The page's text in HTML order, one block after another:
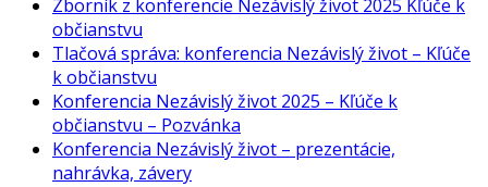
Zborník z konferencie Nezávislý život 2025 Kľúče k
občianstvu
Tlačová správa: konferencia Nezávislý život – Kľúče
k občianstvu
Konferencia Nezávislý život 2025 – Kľúče k
občianstvu – Pozvánka
Konferencia Nezávislý život – prezentácie,
nahrávka, závery